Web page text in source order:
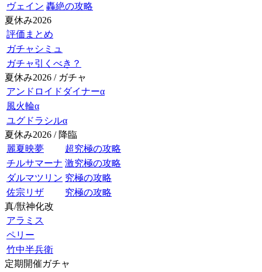
ヴェイン 轟絶の攻略
夏休み2026
評価まとめ
ガチャシミュ
ガチャ引くべき？
夏休み2026 / ガチャ
アンドロイドダイナーα
風火輪α
ユグドラシルα
夏休み2026 / 降臨
麗夏映夢
超究極の攻略
チルサマーナ 激究極の攻略
ダルマツリン 究極の攻略
佐宗リザ
究極の攻略
真/獣神化改
アラミス
ペリー
竹中半兵衛
定期開催ガチャ